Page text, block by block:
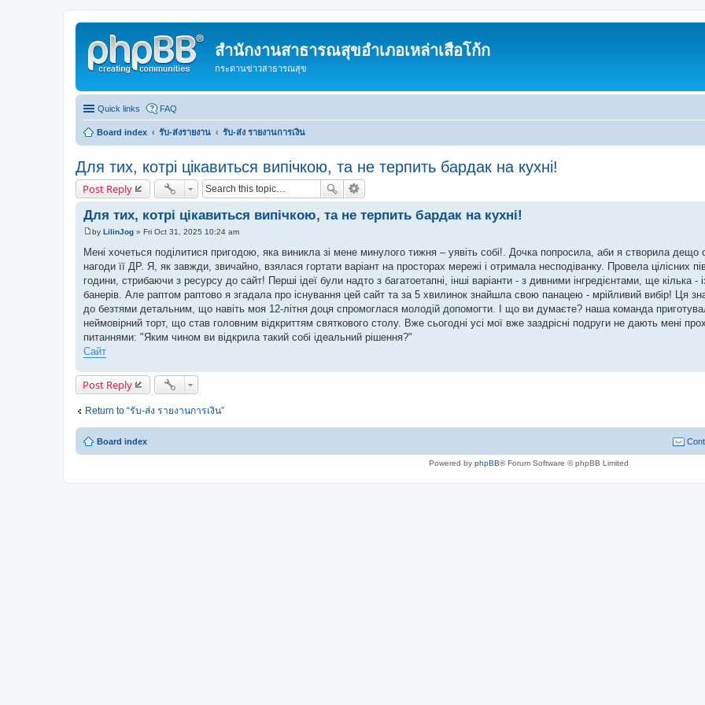
สำนักงานสาธารณสุขอำเภอเหล่าเสือโก้ก
กระดานข่าวสาธารณสุข
Quick links FAQ
Board index รับ-ส่งรายงาน รับ-ส่ง รายงานการเงิน
Для тих, котрі цікавиться випічкою, та не терпить бардак на кухні!
Post Reply
Для тих, котрі цікавиться випічкою, та не терпить бардак на кухні!
P
s
t
by LilinJog » Fri Oct 31, 2025 10:24 am
Мені хочеться поділитися пригодою, яка виникла зі мене минулого тижня – уявіть собі!. Дочка попросила, аби я створила дещо
нагоди її ДР. Я, як завжди, звичайно, взялася гортати варіант на просторах мережі і отримала несподіванку. Провела цілісних
години, стрибаючи з ресурсу до сайт! Перші ідеї були надто з багатоетапні, інші варіанти - з дивними інгредієнтами, ще кілька -
банерів. Але раптом раптово я згадала про існування цей сайт та за 5 хвилинок знайшла свою панацею - мрійливий вибір! Ця
до безтями детальним, що навіть моя 12-літня доця спромоглася молодій допомогти. І що ви думаєте? наша команда
неймовірний торт, що став головним відкриттям святкового столу. Вже сьогодні усі мої вже заздрісні подруги не дають мені
питаннями: "Яким чином ви відкрила такий собі ідеальний рішення?"
Сайт
Post Reply
Return to “รับ-ส่ง รายงานการเงิน”
Board index
Powered by phpBB® Forum Software © phpBB Limited